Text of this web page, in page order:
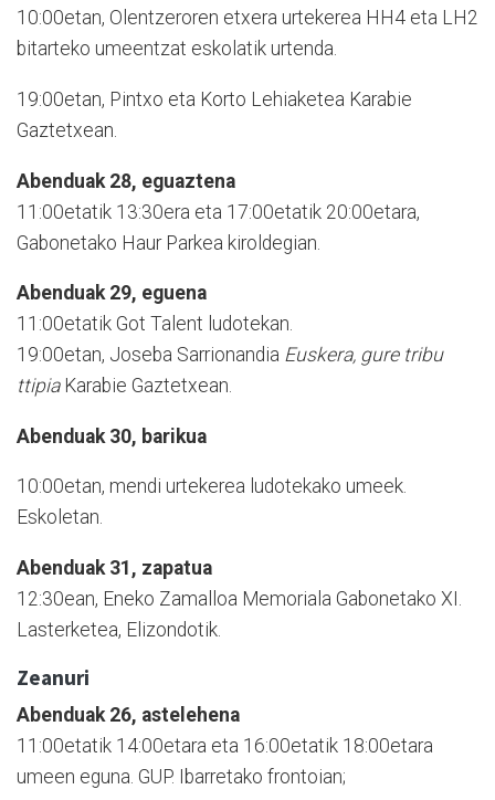
10:00etan, Olentzeroren etxera urtekerea HH4 eta LH2
bitarteko umeentzat eskolatik urtenda.
19:00etan, Pintxo eta Korto Lehiaketea Karabie
Gaztetxean.
Abenduak 28, eguaztena
11:00etatik 13:30era eta 17:00etatik 20:00etara,
Gabonetako Haur Parkea kiroldegian.
Abenduak 29, eguena
11:00etatik Got Talent ludotekan.
19:00etan, Joseba Sarrionandia Euskera, gure tribu
ttipiaKarabie Gaztetxean.
Abenduak 30, barikua
10:00etan, mendi urtekerea ludotekako umeek.
Eskoletan.
Abenduak 31, zapatua
12:30ean, Eneko Zamalloa Memoriala Gabonetako XI.
Lasterketea, Elizondotik.
Zeanuri
Abenduak 26, astelehena
11:00etatik 14:00etara eta 16:00etatik 18:00etara
umeen eguna. GUP. Ibarretako frontoian;